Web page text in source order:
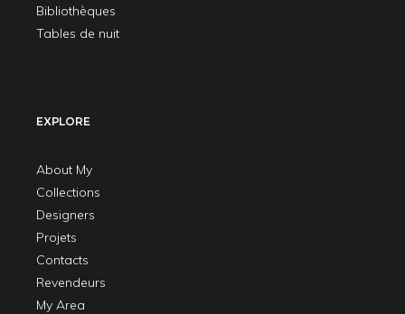
Bibliothèques
Tables de nuit
EXPLORE
About My
Collections
Designers
Projets
Contacts
Revendeurs
My Area